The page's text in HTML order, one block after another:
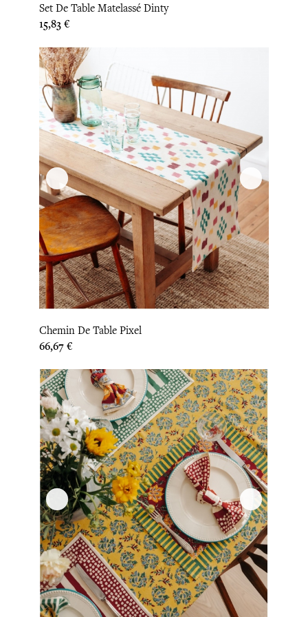
Set De Table Matelassé Dinty
Prix
15,83 €
Chemin De Table Pixel
Prix
66,67 €